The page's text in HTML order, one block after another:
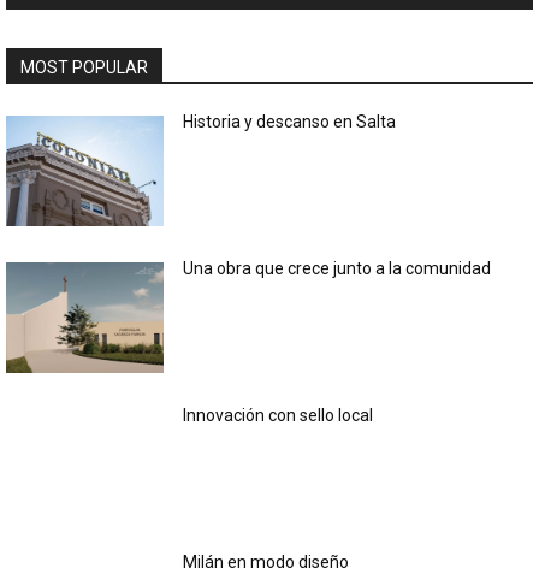
MOST POPULAR
Historia y descanso en Salta
Una obra que crece junto a la comunidad
Innovación con sello local
Milán en modo diseño